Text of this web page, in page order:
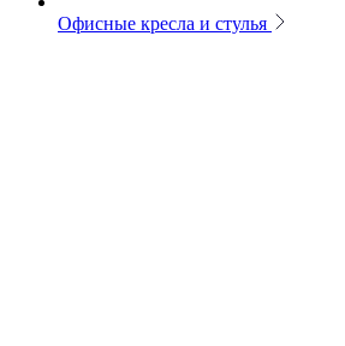
Офисные кресла и стулья